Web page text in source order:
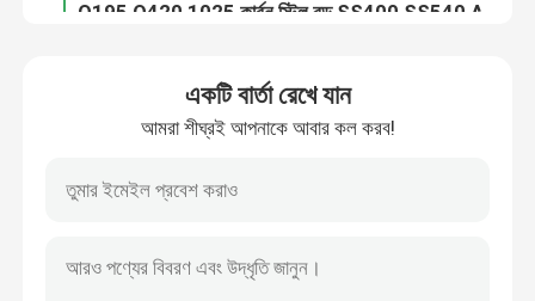
টিসকো স্টেইনলেস স্টিল কয়েল
A105 বৃত্তাকার কার্বন ইস্পাত রড কোল্ড টানা Q235 ঢালাই
একটি বার্তা রেখে যান
আমরা শীঘ্রই আপনাকে আবার কল করব!